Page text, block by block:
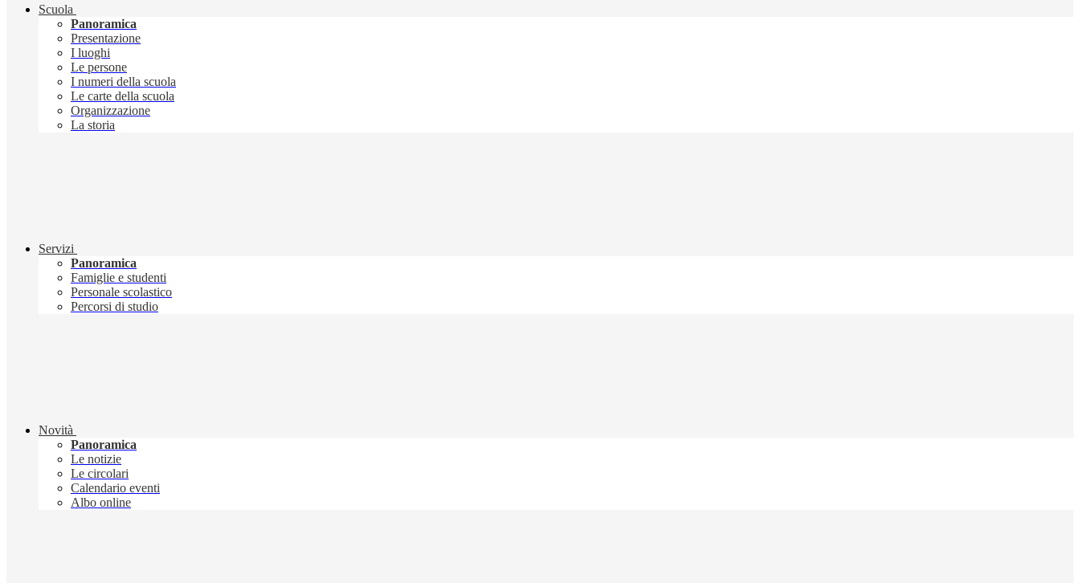
Scuola
Panoramica
Presentazione
I luoghi
Le persone
I numeri della scuola
Le carte della scuola
Organizzazione
La storia
Servizi
Panoramica
Famiglie e studenti
Personale scolastico
Percorsi di studio
Novità
Panoramica
Le notizie
Le circolari
Calendario eventi
Albo online